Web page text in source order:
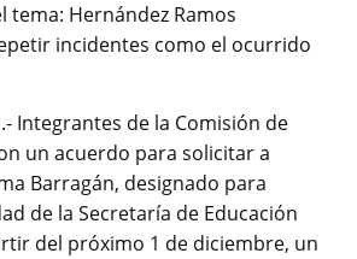
tema: Hernández Ramos
incidentes como el ocurrido
Integrantes de la Comisión de
un acuerdo para solicitar a
Barragán, designado para
de la Secretaría de Educación
del próximo 1 de diciembre, un